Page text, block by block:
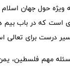
حول جهان
است که در باب بیم
درست برای تعالی
مهم فلسطین،